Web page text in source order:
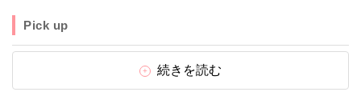
Pick up
続きを読む